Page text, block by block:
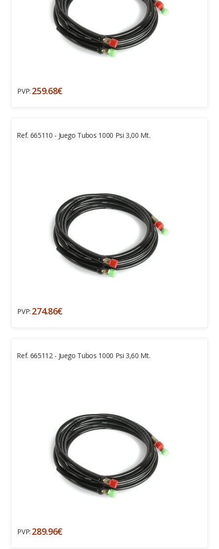
PVP: 259.68€
Ref. 665110 - Juego Tubos 1000 Psi 3,00 Mt.
PVP: 274.86€
Ref. 665112 - Juego Tubos 1000 Psi 3,60 Mt.
PVP: 289.96€